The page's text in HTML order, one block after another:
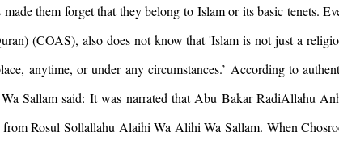
them forget that they belong to Islam or its basic tenets.
(COAS), also does not know that 'Islam is not just a
anytime, or under any circumstances.’ According to
Sallam said: It was narrated that Abu Bakar RadiAllahu
Rosul Sollallahu Alaihi Wa Alihi Wa Sallam. When